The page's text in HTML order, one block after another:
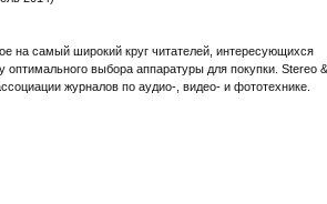
на самый широкий круг читателей, интересующихся
выбора аппаратуры для покупки. Stereo &
журналов по аудио-, видео- и фототехнике.